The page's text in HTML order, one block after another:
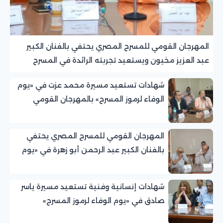
المهرجان القومي للمسرح المصري يحتفي بالفنان الكبير
عبد العزيز مخيون ويستعيد تجربته الرائدة في المسرح
شهادات تستعيد مسيرة محمد عزت في «يوم
الوفاء لرموز المسرح» بالمهرجان القومي
المهرجان القومي للمسرح المصري يحتفي
بالفنان الكبير عبد الرحمن أبو زهرة في «يوم
شهادات إنسانية وفنية تستعيد مسيرة ياسر
صادق في «يوم الوفاء لرموز المسرح»